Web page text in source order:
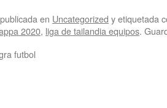
en Uncategorized y etiquetada
2020, liga de tailandia equipos.
futbol